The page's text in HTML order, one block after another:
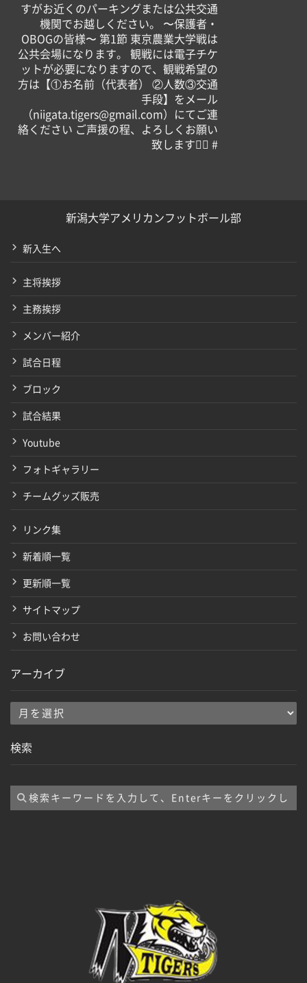
すがお近くのパーキングまたは公共交通
機関でお越しください。 〜保護者・
OBOGの皆様〜 第1節 東京農業大学戦は
公共会場になります。 観戦には電子チケ
ットが必要になりますので、観戦希望の
方は【①お名前（代表者） ②人数③交通
手段】をメール
（niigata.tigers@gmail.com）にてご連
絡ください ご声援の程、よろしくお願い
致します！🏻 #
新潟大学アメリカンフットボール部
新入生へ
主将挨拶
主務挨拶
メンバー紹介
試合日程
ブロック
試合結果
Youtube
フォトギャラリー
チームグッズ販売
リンク集
新着順一覧
更新順一覧
サイトマップ
お問い合わせ
アーカイブ
ア
カ
ブ
検索